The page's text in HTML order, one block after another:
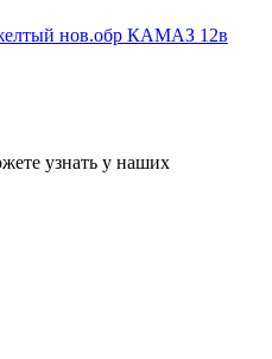
нов.обр КАМАЗ 12в
узнать у наших